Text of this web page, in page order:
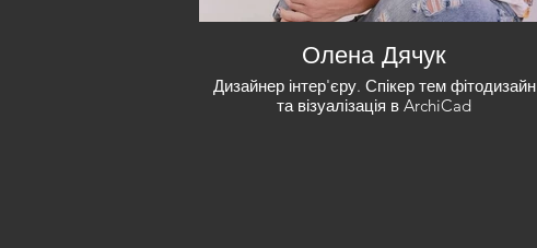
Олена Дячук
Дизайнер інтер'єру. Спікер тем фітодизайн
та візуалізація в ArchiCad